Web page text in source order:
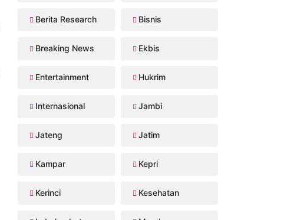
Berita Research Bisnis
Breaking News Ekbis
Entertainment Hukrim
Internasional Jambi
Jateng Jatim
Kampar Kepri
Kerinci Kesehatan